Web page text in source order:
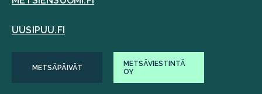
UUSIPUU.FI
METSÄPÄIVÄT
METSÄVIESTINTÄ
OY